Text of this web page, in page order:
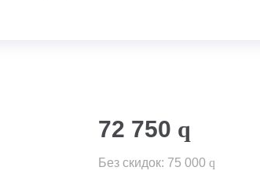
72 750 q
Без скидок: 75 000 q